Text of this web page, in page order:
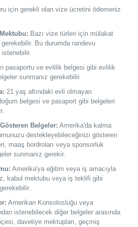
için gerekli olan vize ücretini ödemeniz
Bazı vize türleri için mülakat
Bu durumda randevu
istenebilir.
pasaportu ve evlilik belgesi gibi evlilik
sunmanız gerekebilir.
21 yaş altındaki evli olmayan
belgesi ve pasaport gibi belgeleri
Belgeler: Amerika'da kalma
destekleyebileceğinizi gösteren
maaş bordroları veya sponsorluk
sunmanız gerekir.
Amerika'ya eğitim veya iş amacıyla
kabul mektubu veya iş teklifi gibi
Amerikan Konsolosluğu veya
istenebilecek diğer belgeler arasında
davetiye mektupları, geçmiş